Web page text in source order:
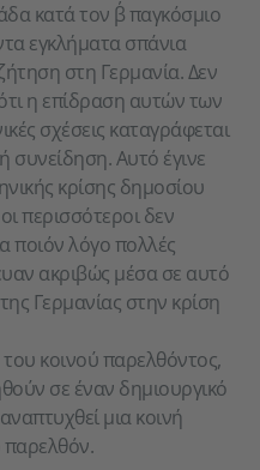
κατά τον β΄ παγκόσμιο
εγκλήματα σπάνια
στη Γερμανία. Δεν
η επίδραση αυτών των
σχέσεις καταγράφεται
συνείδηση. Αυτό έγινε
κρίσης δημοσίου
περισσότεροι δεν
ποιόν λόγο πολλές
ακριβώς μέσα σε αυτό
Γερμανίας στην κρίση
του κοινού παρελθόντος,
σε έναν δημιουργικό
μια κοινή
παρελθόν.